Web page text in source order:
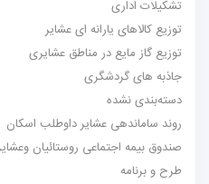
تشکیلات اداری
توزیع کالاهای یارانه ای عشایر
توزیع گاز مایع در مناطق عشایری
جاذبه های گردشگری
دسته‌بندی نشده
روند ساماندهی عشایر داوطلب اسکان
صندوق بیمه اجتماعی روستائیان وعشایر
طرح و برنامه